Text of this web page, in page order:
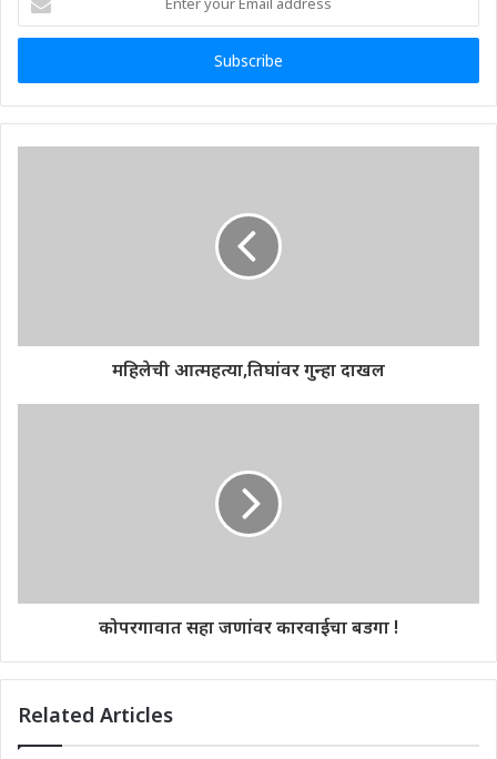
your
Email
महिलेची आत्महत्या,तिघांवर गुन्हा दाखल
कोपरगावात सहा जणांवर कारवाईचा बडगा !
Related Articles